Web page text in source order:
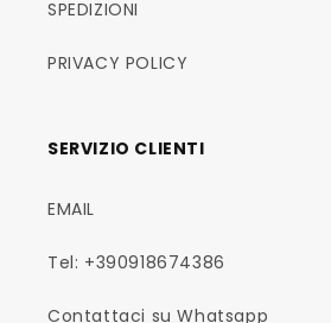
SPEDIZIONI
PRIVACY POLICY
SERVIZIO CLIENTI
EMAIL
Tel: +390918674386
Contattaci su Whatsapp